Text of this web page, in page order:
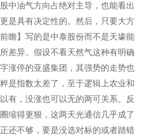
中油气方向占绝对主导，也能看出
是具有决定性的。然后，只要大方
瞻】写的是中泰股份而不是天壕能
差异。假设不看天然气这种有明确
涨停的亚盛集团，其强势的走势也
是指数太差了，至于逻辑上农业和
有，没涨也可以无的两可关系。反
缩得更狠，这两天光通信几乎成了
还不够，要是没选对标的或者踏错